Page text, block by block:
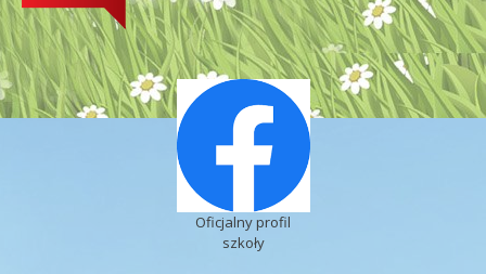
Oficjalny profil
szkoły